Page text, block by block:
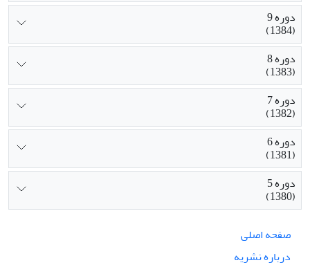
دوره 9
(1384)
دوره 8
(1383)
دوره 7
(1382)
دوره 6
(1381)
دوره 5
(1380)
صفحه اصلی
درباره نشریه